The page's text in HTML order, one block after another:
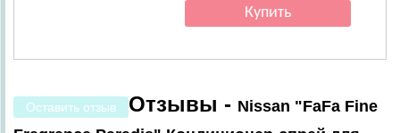
Оставить отзыв Отзывы - Nissan "FaFa Fine